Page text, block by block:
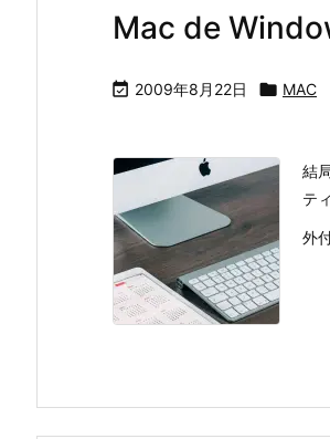
Mac de
 2009年8月22日  MAC
結
テ
外